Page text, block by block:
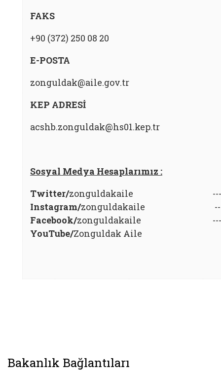
FAKS
+90 (372) 250 08 20
E-POSTA
zonguldak@aile.gov.tr
KEP ADRESİ
acshb.zonguldak@hs01.kep.tr
Sosyal Medya Hesaplarımız :
Twitter/zonguldakaile
Instagram/zonguldakaile
Facebook/zonguldakaile
YouTube/Zonguldak Aile
Bakanlık Bağlantıları